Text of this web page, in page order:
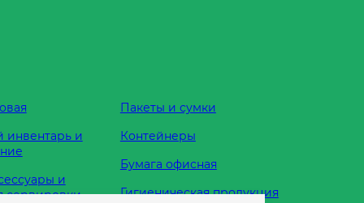
инвентарь и
и
сервировки
Пакеты и сумки
Контейнеры
Бумага офисная
Гигиеническая продукция